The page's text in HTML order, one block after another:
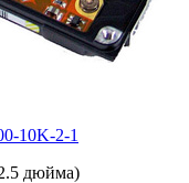
10K-2-1
дюйма)